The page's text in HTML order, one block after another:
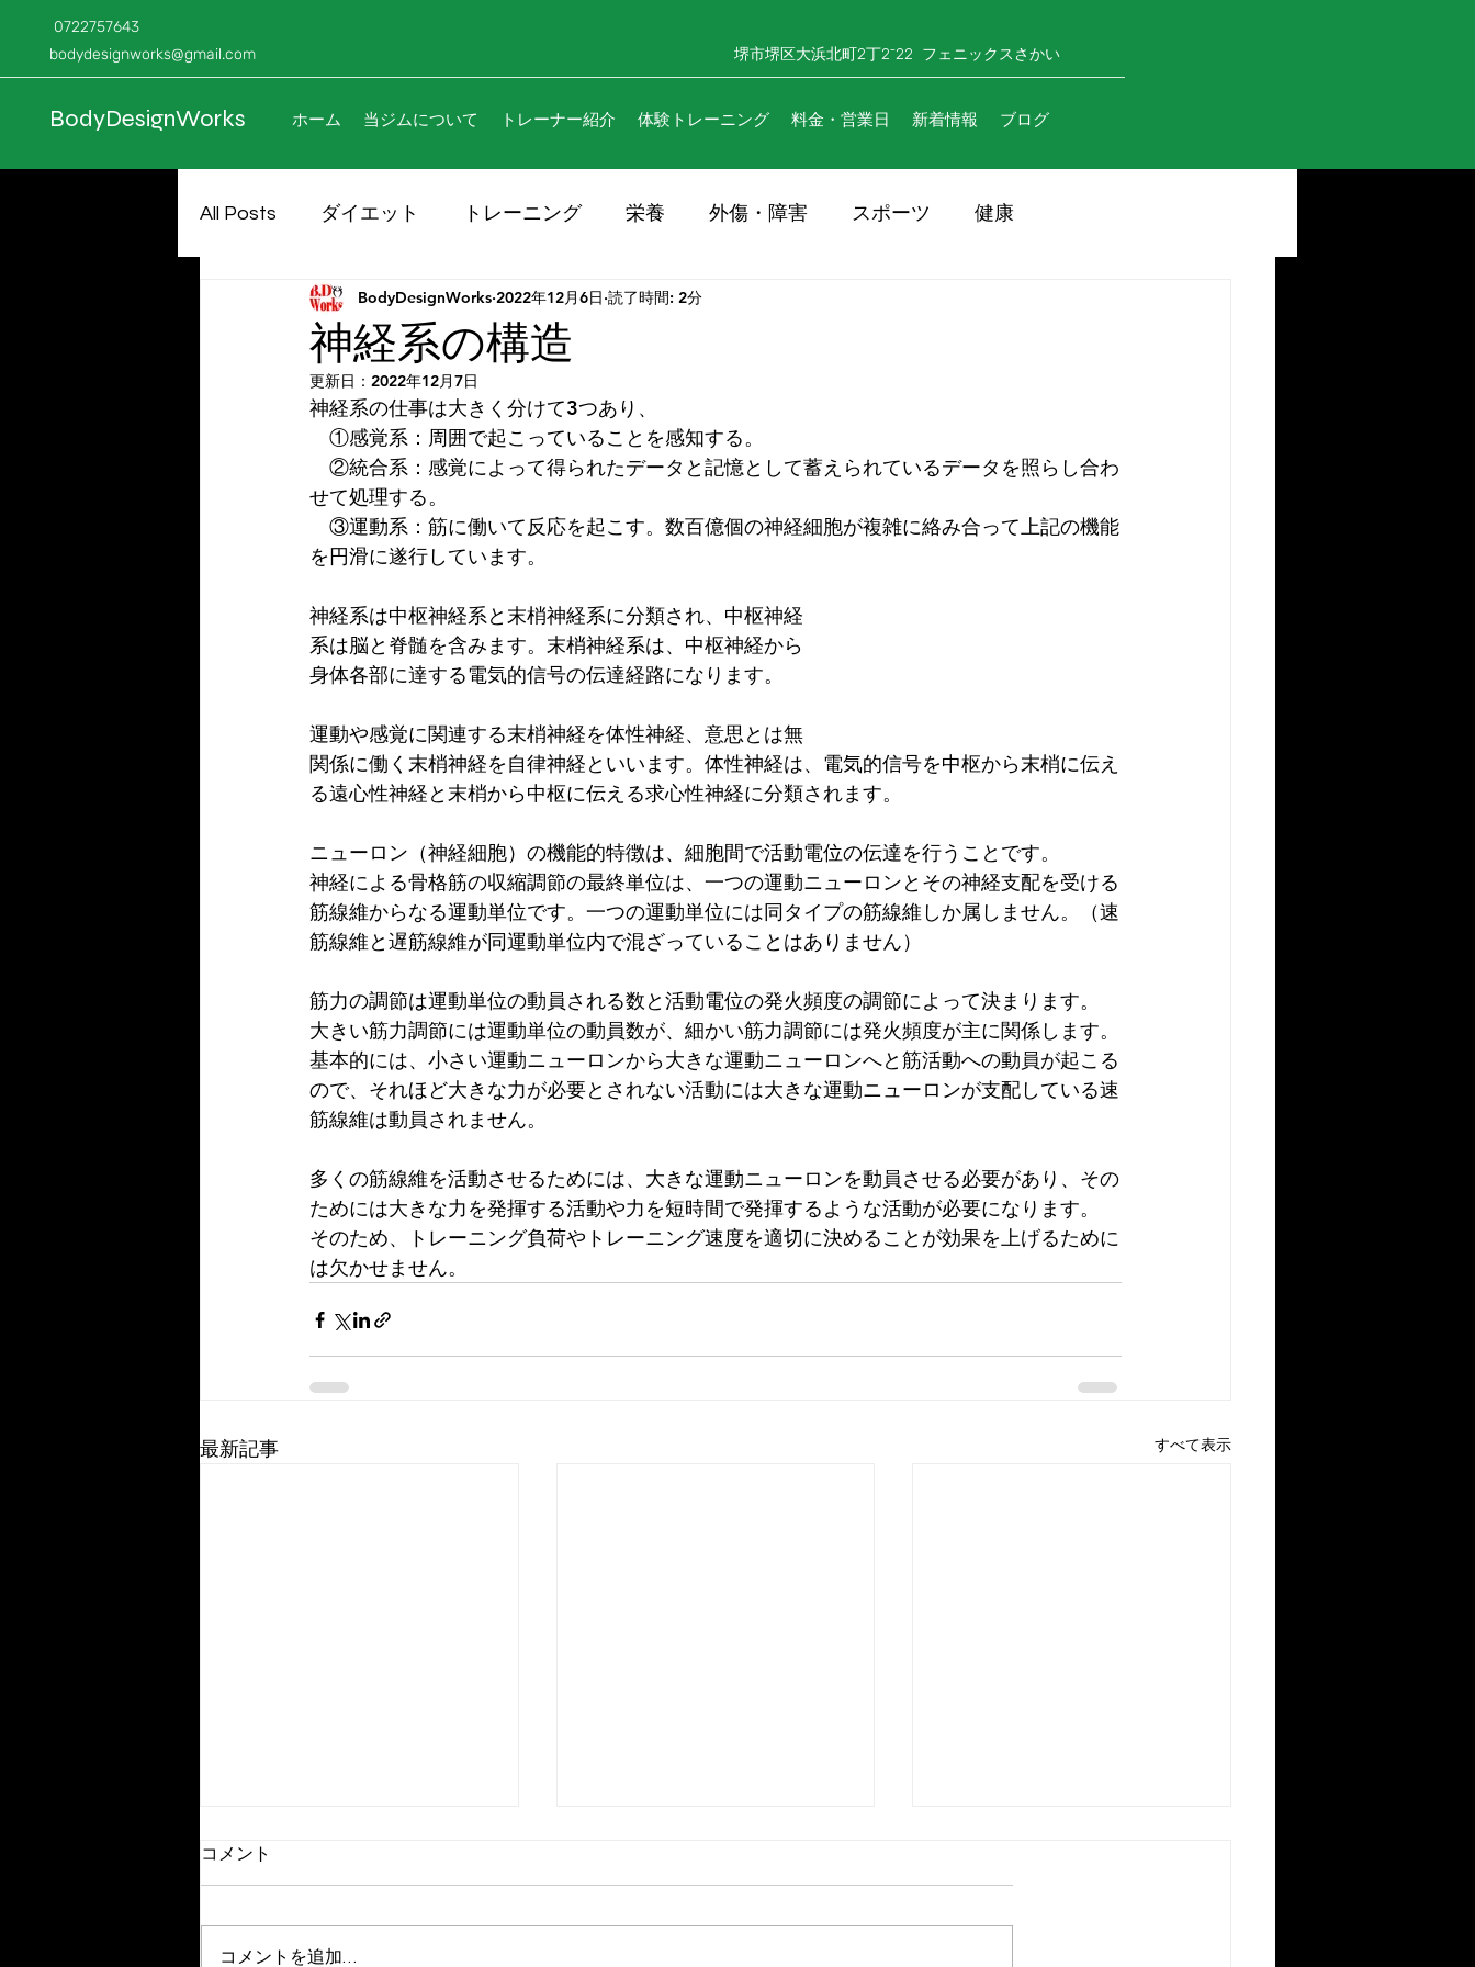
0722757643
bodydesignworks@gmail.com
​​堺市堺区大浜北町2丁2⁻22 フェニックスさかい
BodyDesignWorks ホーム 当ジムについて トレーナー紹介 体験トレーニング 料金・営業日 新着情報 ブログ
All Posts ダイエット トレーニング 栄養 外傷・障害 スポーツ 健康
神経系の構造
BodyDesignWorks 2022年12月6日 読了時間: 2分
更新日： 2022年12月7日
神経系の仕事は大きく分けて3つあり、
①感覚系：周囲で起こっていることを感知する。
②統合系：感覚によって得られたデータと記憶として蓄えられているデータを照らし合わ
せて処理する。
③運動系：筋に働いて反応を起こす。数百億個の神経細胞が複雑に絡み合って上記の機能
を円滑に遂行しています。
神経系は中枢神経系と末梢神経系に分類され、中枢神経
系は脳と脊髄を含みます。末梢神経系は、中枢神経から
身体各部に達する電気的信号の伝達経路になります。
運動や感覚に関連する末梢神経を体性神経、意思とは無
関係に働く末梢神経を自律神経といいます。体性神経は、電気的信号を中枢から末梢に伝え
る遠心性神経と末梢から中枢に伝える求心性神経に分類されます。
ニューロン（神経細胞）の機能的特徴は、細胞間で活動電位の伝達を行うことです。
神経による骨格筋の収縮調節の最終単位は、一つの運動ニューロンとその神経支配を受ける
筋線維からなる運動単位です。一つの運動単位には同タイプの筋線維しか属しません。（速
筋線維と遅筋線維が同運動単位内で混ざっていることはありません）
筋力の調節は運動単位の動員される数と活動電位の発火頻度の調節によって決まります。
大きい筋力調節には運動単位の動員数が、細かい筋力調節には発火頻度が主に関係します。
基本的には、小さい運動ニューロンから大きな運動ニューロンへと筋活動への動員が起こる
ので、それほど大きな力が必要とされない活動には大きな運動ニューロンが支配している速
筋線維は動員されません。
多くの筋線維を活動させるためには、大きな運動ニューロンを動員させる必要があり、その
ためには大きな力を発揮する活動や力を短時間で発揮するような活動が必要になります。
そのため、トレーニング負荷やトレーニング速度を適切に決めることが効果を上げるために
は欠かせません。
最新記事 すべて表示
コメント
コメントを追加…